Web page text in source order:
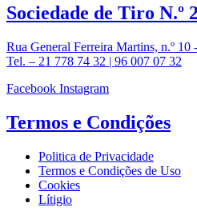
Sociedade de Tiro N.º 2
Rua General Ferreira Martins, n.º 10
Tel. – 21 778 74 32 | 96 007 07 32
Facebook Instagram
Termos e Condições
Politica de Privacidade
Termos e Condições de Uso
Cookies
Lítigio